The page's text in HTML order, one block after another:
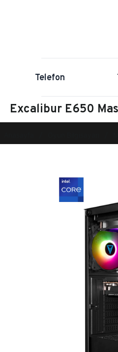
Telefon
Excalibur E650